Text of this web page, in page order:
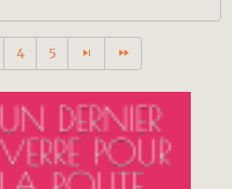
4 5